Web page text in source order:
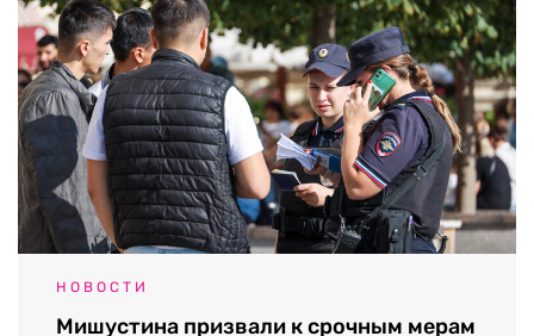
НОВОСТИ
Мишустина призвали к срочным мерам